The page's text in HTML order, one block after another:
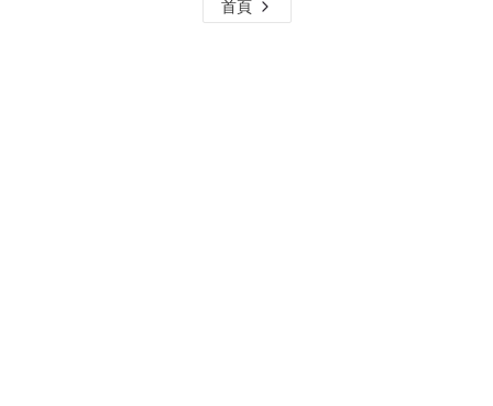
首頁